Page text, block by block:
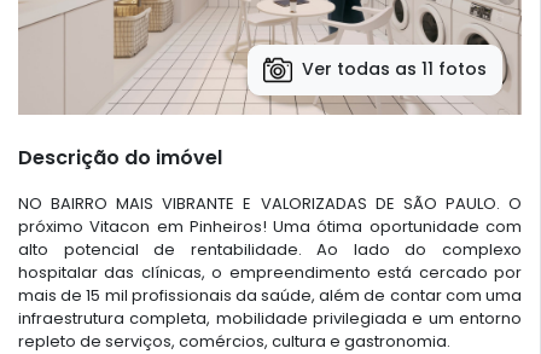
Ver todas as 11 fotos
Descrição do imóvel
NO BAIRRO MAIS VIBRANTE E VALORIZADAS DE SÃO PAULO. O
próximo Vitacon em Pinheiros! Uma ótima oportunidade com
alto potencial de rentabilidade. Ao lado do complexo
hospitalar das clínicas, o empreendimento está cercado por
mais de 15 mil profissionais da saúde, além de contar com uma
infraestrutura completa, mobilidade privilegiada e um entorno
repleto de serviços, comércios, cultura e gastronomia.